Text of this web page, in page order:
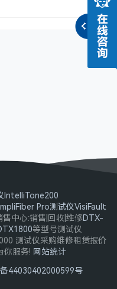
IntelliTone200
Pro测试仪VisiFault
中心:销售|回收|维修DTX-
等型号测试仪
测试仪采购维修租赁报价
你服务! 网站统计
44030402000599号